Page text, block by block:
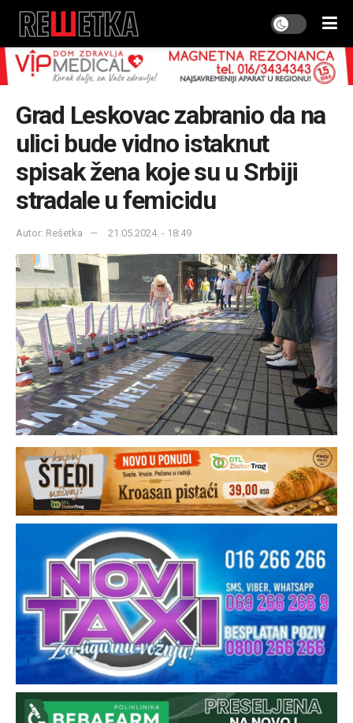
Grad Leskovac zabranio da na
ulici bude vidno istaknut
spisak žena koje su u Srbiji
stradale u femicidu
Autor: Rešetka 21.05.2024. - 18:49